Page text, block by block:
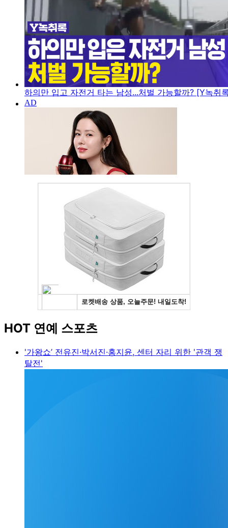
하의만 입고 자전거 타는 남성...처벌 가능할까? [Y녹취
HOT 연예 스포츠
'가왕쇼’ 전유진·박서진·홍지윤, 센터 자리 위한 '관객 쟁
탈전'